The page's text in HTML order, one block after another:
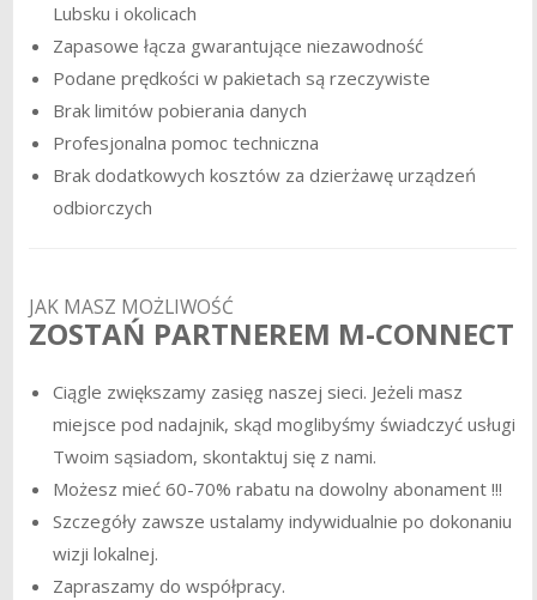
Lubsku i okolicach
Zapasowe łącza gwarantujące niezawodność
Podane prędkości w pakietach są rzeczywiste
Brak limitów pobierania danych
Profesjonalna pomoc techniczna
Brak dodatkowych kosztów za dzierżawę urządzeń
odbiorczych
JAK MASZ MOŻLIWOŚĆ
ZOSTAŃ PARTNEREM M-CONNECT
Ciągle zwiększamy zasięg naszej sieci. Jeżeli masz
miejsce pod nadajnik, skąd moglibyśmy świadczyć usługi
Twoim sąsiadom, skontaktuj się z nami.
Możesz mieć 60-70% rabatu na dowolny abonament !!!
Szczegóły zawsze ustalamy indywidualnie po dokonaniu
wizji lokalnej.
Zapraszamy do współpracy.